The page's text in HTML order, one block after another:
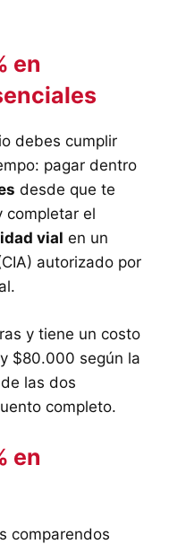
en
debes cumplir
pagar dentro
desde que te
completar el
vial en un
autorizado por
y tiene un costo
$80.000 según la
las dos
completo.
en
comparendos